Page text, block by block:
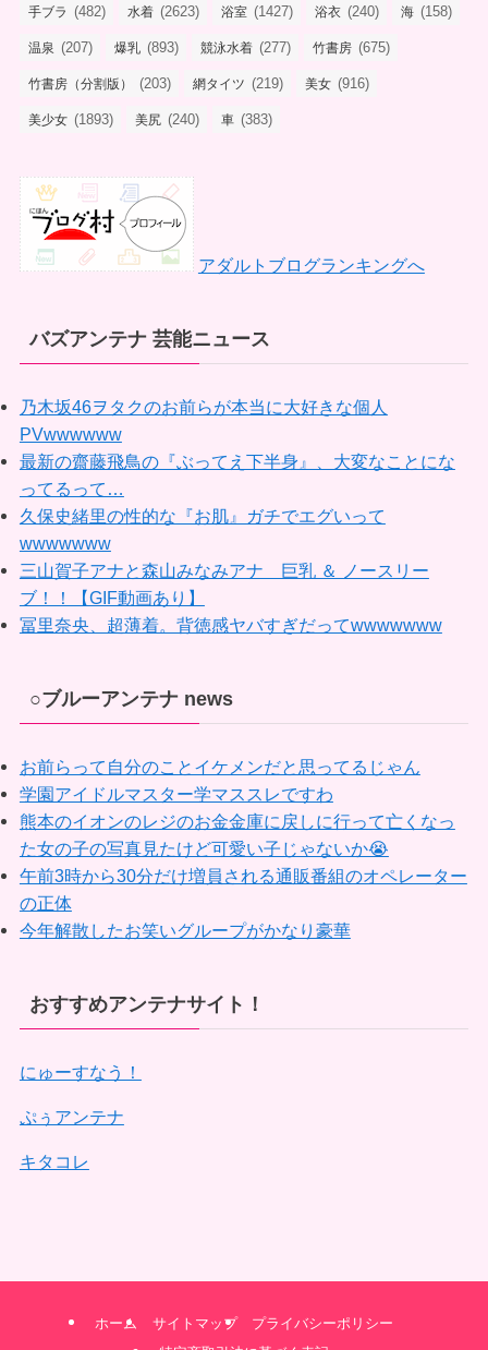
手ブラ (482) 水着 (2623) 浴室 (1427) 浴衣 (240) 海 (158)
温泉 (207) 爆乳 (893) 競泳水着 (277) 竹書房 (675)
竹書房（分割版） (203) 網タイツ (219) 美女 (916)
美少女 (1893) 美尻 (240) 車 (383)
アダルトブログランキングへ
バズアンテナ 芸能ニュース
乃木坂46ヲタクのお前らが本当に大好きな個人
PVwwwwww
最新の齋藤飛鳥の『ぶってえ下半身』、大変なことにな
ってるって…
久保史緒里の性的な『お肌』ガチでエグいって
wwwwwww
三山賀子アナと森山みなみアナ 巨乳 ＆ ノースリー
ブ！！【GIF動画あり】
冨里奈央、超薄着。背徳感ヤバすぎだってwwwwwww
○ブルーアンテナ news
お前らって自分のことイケメンだと思ってるじゃん
学園アイドルマスター学マススレですわ
熊本のイオンのレジのお金金庫に戻しに行って亡くなっ
た女の子の写真見たけど可愛い子じゃないか😭
午前3時から30分だけ増員される通販番組のオペレーター
の正体
今年解散したお笑いグループがかなり豪華
おすすめアンテナサイト！
にゅーすなう！
ぷぅアンテナ
キタコレ
ホーム サイトマップ
プライバシーポリシー